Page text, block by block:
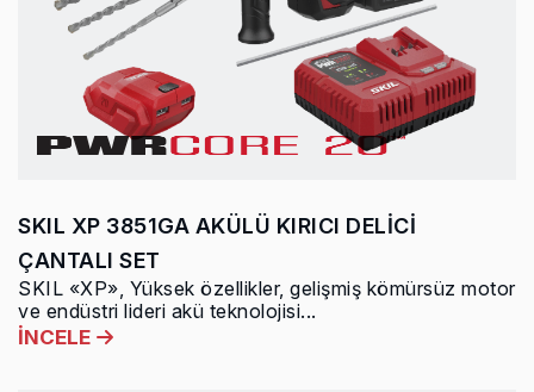
SKIL XP 3851GA AKÜLÜ KIRICI DELİCİ
ÇANTALI SET
SKIL «XP», Yüksek özellikler, gelişmiş kömürsüz motor
ve endüstri lideri akü teknolojisi...
İNCELE